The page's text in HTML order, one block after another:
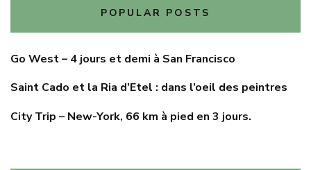
POPULAR POSTS
Go West – 4 jours et demi à San Francisco
Saint Cado et la Ria d’Etel : dans l’oeil des peintres
City Trip – New-York, 66 km à pied en 3 jours.